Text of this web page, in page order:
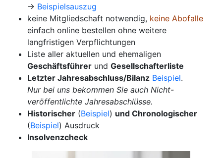
→ Beispielsauszug
keine Mitgliedschaft notwendig, keine Abofalle
einfach online bestellen ohne weitere
langfristigen Verpflichtungen
Liste aller aktuellen und ehemaligen
Geschäftsführer und Gesellschafterliste
Letzter Jahresabschluss/Bilanz Beispiel.
Nur bei uns bekommen Sie auch Nicht-
veröffentlichte Jahresabschlüsse.
Historischer (Beispiel) und Chronologischer
(Beispiel) Ausdruck
Insolvenzcheck